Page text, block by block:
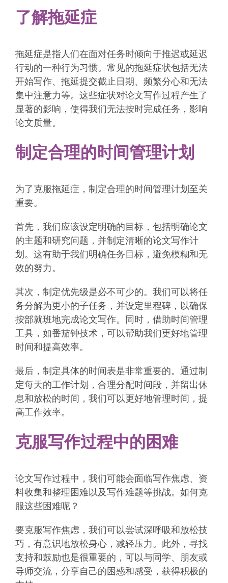
了解拖延症
拖延症是指人们在面对任务时倾向于推迟或延迟
行动的一种行为习惯。常见的拖延症状包括无法
开始写作、拖延提交截止日期、频繁分心和无法
集中注意力等。这些症状对论文写作过程产生了
显著的影响，使得我们无法按时完成任务，影响
论文质量。
制定合理的时间管理计划
为了克服拖延症，制定合理的时间管理计划至关
重要。
首先，我们应该设定明确的目标，包括明确论文
的主题和研究问题，并制定清晰的论文写作计
划。这有助于我们明确任务目标，避免模糊和无
效的努力。
其次，制定优先级是必不可少的。我们可以将任
务分解为更小的子任务，并设定里程碑，以确保
按部就班地完成论文写作。同时，借助时间管理
工具，如番茄钟技术，可以帮助我们更好地管理
时间和提高效率。
最后，制定具体的时间表是非常重要的。通过制
定每天的工作计划，合理分配时间段，并留出休
息和放松的时间，我们可以更好地管理时间，提
高工作效率。
克服写作过程中的困难
论文写作过程中，我们可能会面临写作焦虑、资
料收集和整理困难以及写作难题等挑战。如何克
服这些困难呢？
要克服写作焦虑，我们可以尝试深呼吸和放松技
巧，有意识地放松身心，减轻压力。此外，寻找
支持和鼓励也是很重要的，可以与同学、朋友或
导师交流，分享自己的困惑和感受，获得积极的